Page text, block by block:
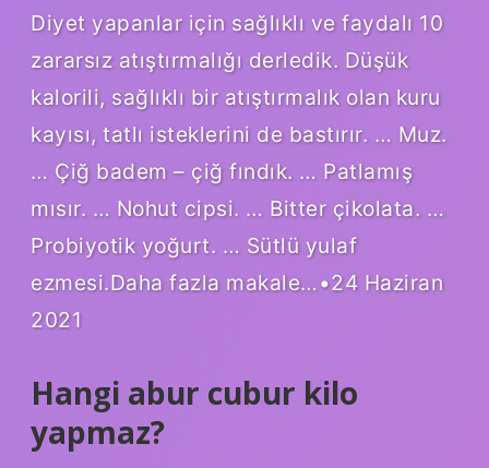
Diyet yapanlar için sağlıklı ve faydalı 10
zararsız atıştırmalığı derledik. Düşük
kalorili, sağlıklı bir atıştırmalık olan kuru
kayısı, tatlı isteklerini de bastırır. … Muz.
… Çiğ badem – çiğ fındık. … Patlamış
mısır. … Nohut cipsi. … Bitter çikolata. …
Probiyotik yoğurt. … Sütlü yulaf
ezmesi.Daha fazla makale…•24 Haziran
2021
Hangi abur cubur kilo
yapmaz?